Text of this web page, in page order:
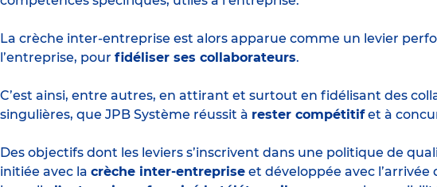
La crèche inter-entreprise est alors apparue comme un levier
l’entreprise, pour fidéliser ses collaborateurs.
C’est ainsi, entre autres, en attirant et surtout en fidélisant des
singulières, que JPB Système réussit à rester compétitifet à
Des objectifs dont les leviers s’inscrivent dans une politique de
initiée avec la crèche inter-entreprise et développée avec